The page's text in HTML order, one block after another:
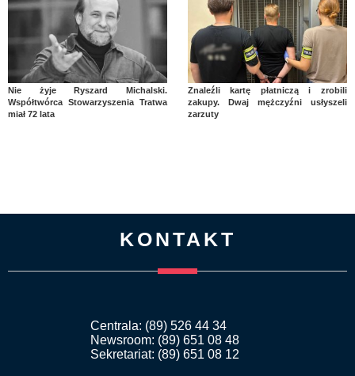
Nie żyje Ryszard Michalski.
Współtwórca Stowarzyszenia Tratwa
miał 72 lata
Znaleźli kartę płatniczą i zrobili
zakupy. Dwaj mężczyźni usłyszeli
zarzuty
KONTAKT
Centrala: (89) 526 44 34
Newsroom: (89) 651 08 48
Sekretariat: (89) 651 08 12